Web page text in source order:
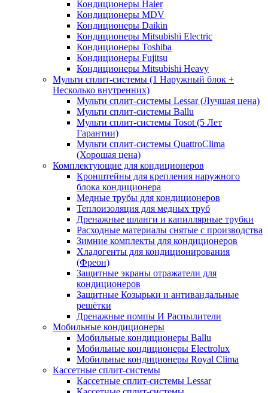
Кондиционеры Haier
Кондиционеры MDV
Кондиционеры Daikin
Кондиционеры Mitsubishi Electric
Кондиционеры Toshiba
Кондиционеры Fujitsu
Кондиционеры Mitsubishi Heavy
Мульти сплит-системы (1 Наружный блок +
Несколько внутренних)
Мульти сплит-системы Lessar (Лучшая цена)
Мульти сплит-системы Ballu
Мульти сплит-системы Tosot (5 Лет
Гарантии)
Мульти сплит-системы QuattroClima
(Хорошая цена)
Комплектующие для кондиционеров
Кронштейны для крепления наружного
блока кондиционера
Медные трубы для кондиционеров
Теплоизоляция для медных труб
Дренажные шланги и капиллярные трубки
Расходные материалы снятые с производства
Зимние комплекты для кондиционеров
Хладогенты для кондиционирования
(Фреон)
Защитные экраны отражатели для
кондиционеров
Защитные Козырьки и антивандальные
решётки
Дренажные помпы И Распылители
Мобильные кондиционеры
Мобильные кондиционеры Ballu
Мобильные кондиционеры Electrolux
Мобильные кондиционеры Royal Clima
Кассетные сплит-системы
Кассетные сплит-системы Lessar